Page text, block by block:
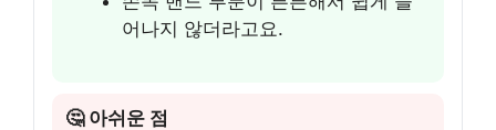
어나지 않더라고요.
🤔 아쉬운 점